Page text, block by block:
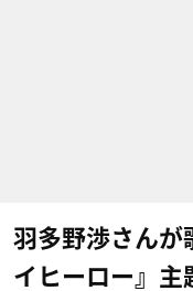
羽多野渉さんが
イヒーロー』主